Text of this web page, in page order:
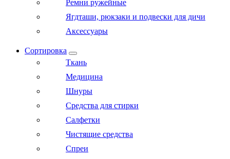
Ремни ружейные
Ягдташи, рюкзаки и подвески для дичи
Аксессуары
Сортировка
Ткань
Медицина
Шнуры
Средства для стирки
Салфетки
Чистящие средства
Спреи